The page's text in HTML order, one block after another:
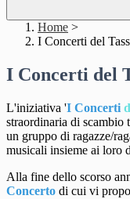
Home >
I Concerti del
I Concerti del
L'iniziativa 'I Concerti
straordinaria di scambio
un gruppo di ragazze/
musicali insieme ai loro
Alla fine dello scorso
Concerto di cui vi